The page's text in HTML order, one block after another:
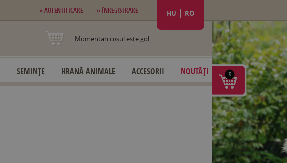
» AUTENTIFICARE » ÎNREGISTRARE HU RO
Momentan coşul este gol.
SEMINȚE HRANĂ ANIMALE ACCESORII NOUTĂȚI 0